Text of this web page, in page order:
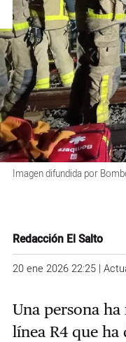
Imagen difundida por
Redacción El Salto
20 ene 2026 22:25 |
Una persona
línea R4 que